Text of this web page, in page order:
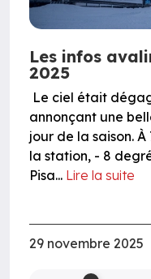
Les infos
2025
Le ciel était
annonçant une
jour de la saison.
la station, - 8
Pisa... Lire la suite
29 novembre 2025